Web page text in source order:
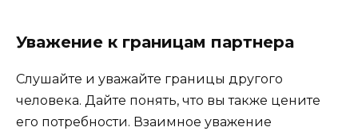
Уважение к границам партнера
Слушайте и уважайте границы другого
человека. Дайте понять, что вы также цените
его потребности. Взаимное уважение